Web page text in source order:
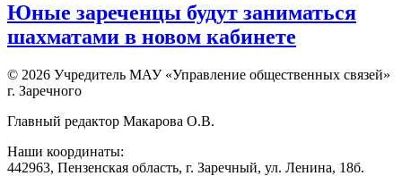
Юные зареченцы будут заниматься
шахматами в новом кабинете
© 2026 Учредитель МАУ «Управление общественных связей»
г. Заречного
Главный редактор Макарова О.В.
Наши координаты:
442963, Пензенская область, г. Заречный, ул. Ленина, 18б.